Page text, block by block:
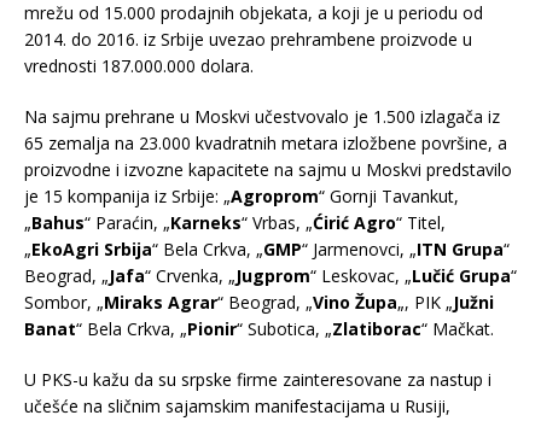
mrežu od 15.000 prodajnih objekata, a koji je u periodu od
2014. do 2016. iz Srbije uvezao prehrambene proizvode u
vrednosti 187.000.000 dolara.
Na sajmu prehrane u Moskvi učestvovalo je 1.500 izlagača iz
65 zemalja na 23.000 kvadratnih metara izložbene površine, a
proizvodne i izvozne kapacitete na sajmu u Moskvi predstavilo
je 15 kompanija iz Srbije: „Agroprom“ Gornji Tavankut,
„Bahus“ Paraćin, „Karneks“ Vrbas, „Ćirić Agro“ Titel,
„EkoAgri Srbija“ Bela Crkva, „GMP“ Jarmenovci, „ITN Grupa“
Beograd, „Jafa“ Crvenka, „Jugprom“ Leskovac, „Lučić Grupa“
Sombor, „Miraks Agrar“ Beograd, „Vino Župa„, PIK „Južni
Banat“ Bela Crkva, „Pionir“ Subotica, „Zlatiborac“ Mačkat.
U PKS-u kažu da su srpske firme zainteresovane za nastup i
učešće na sličnim sajamskim manifestacijama u Rusiji,